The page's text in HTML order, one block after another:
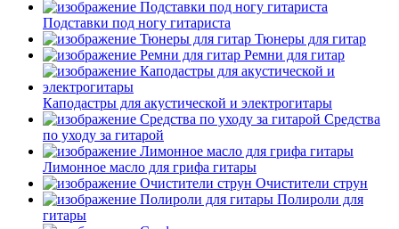
Подставки под ногу гитариста
Тюнеры для гитар
Ремни для гитар
Каподастры для акустической и электрогитары
Средства
по уходу за гитарой
Лимонное масло для грифа гитары
Очистители струн
Полироли для
гитары